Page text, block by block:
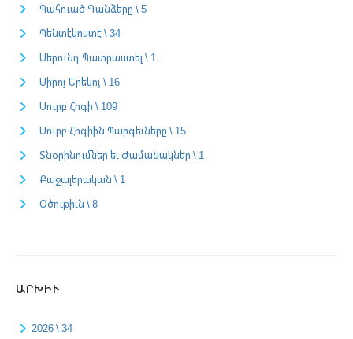
Պահուած Գանձերը \ 5
Պենտէկոստէ \ 34
Սերունդ Պատրաստել \ 1
Սիրոյ Երեկոյ \ 16
Սուրբ Հոգի \ 109
Սուրբ Հոգիին Պարգեւները \ 15
Տնօրինումներ եւ Ժամանակներ \ 1
Քաջալերական \ 1
Օծութիւն \ 8
ԱՐԽԻՒ
2026 \ 34